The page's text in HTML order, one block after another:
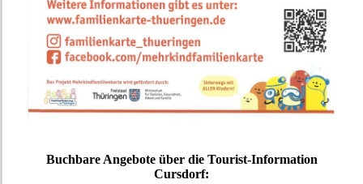
Buchbare Angebote über die Tourist-Information
Cursdorf: